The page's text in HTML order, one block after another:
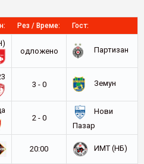
Рез / Време: Гост:
oдложено
Партизан
3 - 0
Земун
2 - 0
Нови
Пазар
20:00 ИМТ (НБ)